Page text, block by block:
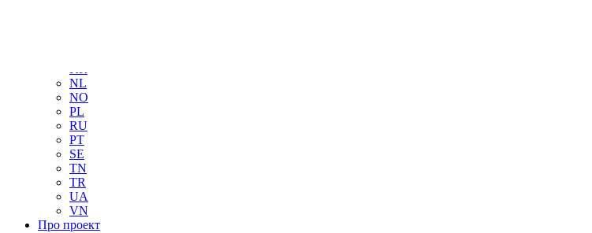
KR
NL
NO
PL
RU
PT
SE
TN
TR
UA
VN
Про проект